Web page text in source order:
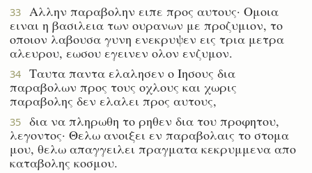
33
Αλλην παραβολην ειπε προς αυτους· Ομοια
ειναι η βασιλεια των ουρανων με προζυμιον, το
οποιον λαβουσα γυνη ενεκρυψεν εις τρια μετρα
αλευρου, εωσου εγεινεν ολον ενζυμον.
34
Ταυτα παντα ελαλησεν ο Ιησους δια
παραβολων προς τους οχλους και χωρις
παραβολης δεν ελαλει προς αυτους,
35
δια να πληρωθη το ρηθεν δια του προφητου,
λεγοντος· Θελω ανοιξει εν παραβολαις το στομα
μου, θελω απαγγειλει πραγματα κεκρυμμενα απο
καταβολης κοσμου.